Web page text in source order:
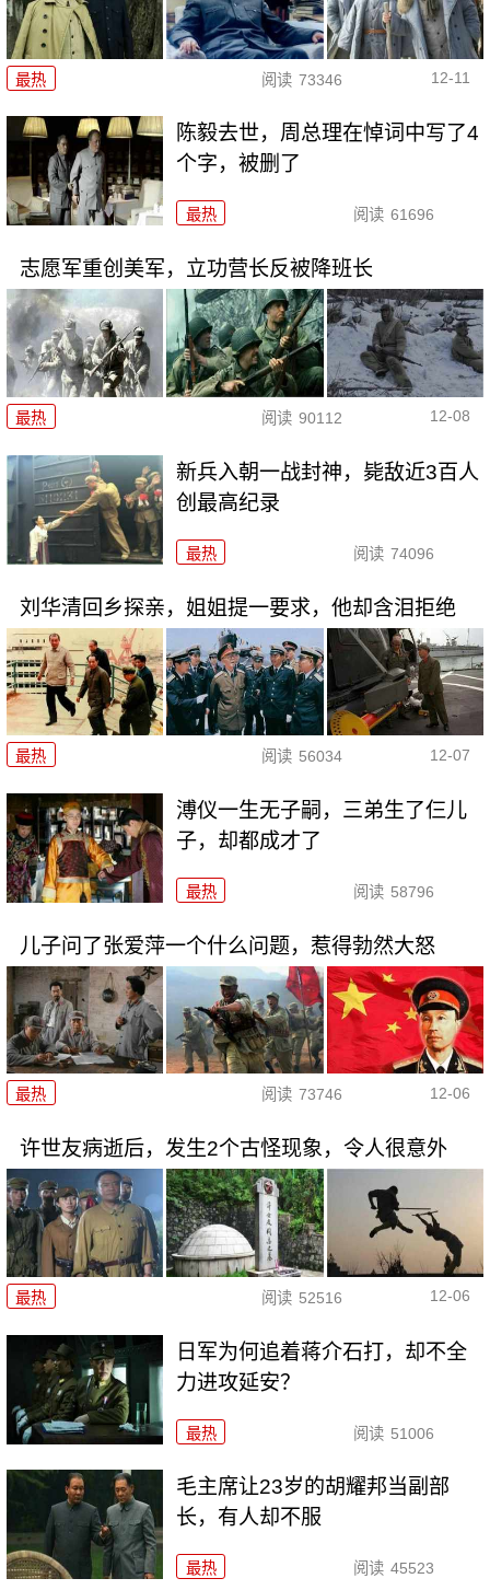
最热 阅读 73346 12-11
陈毅去世，周总理在悼词中写了4
个字，被删了
最热 阅读 61696
志愿军重创美军，立功营长反被降班长
最热 阅读 90112 12-08
新兵入朝一战封神，毙敌近3百人
创最高纪录
最热 阅读 74096
刘华清回乡探亲，姐姐提一要求，他却含泪拒绝
最热 阅读 56034 12-07
溥仪一生无子嗣，三弟生了仨儿
子，却都成才了
最热 阅读 58796
儿子问了张爱萍一个什么问题，惹得勃然大怒
最热 阅读 73746 12-06
许世友病逝后，发生2个古怪现象，令人很意外
最热 阅读 52516 12-06
日军为何追着蒋介石打，却不全
力进攻延安？
最热 阅读 51006
毛主席让23岁的胡耀邦当副部
长，有人却不服
最热 阅读 45523